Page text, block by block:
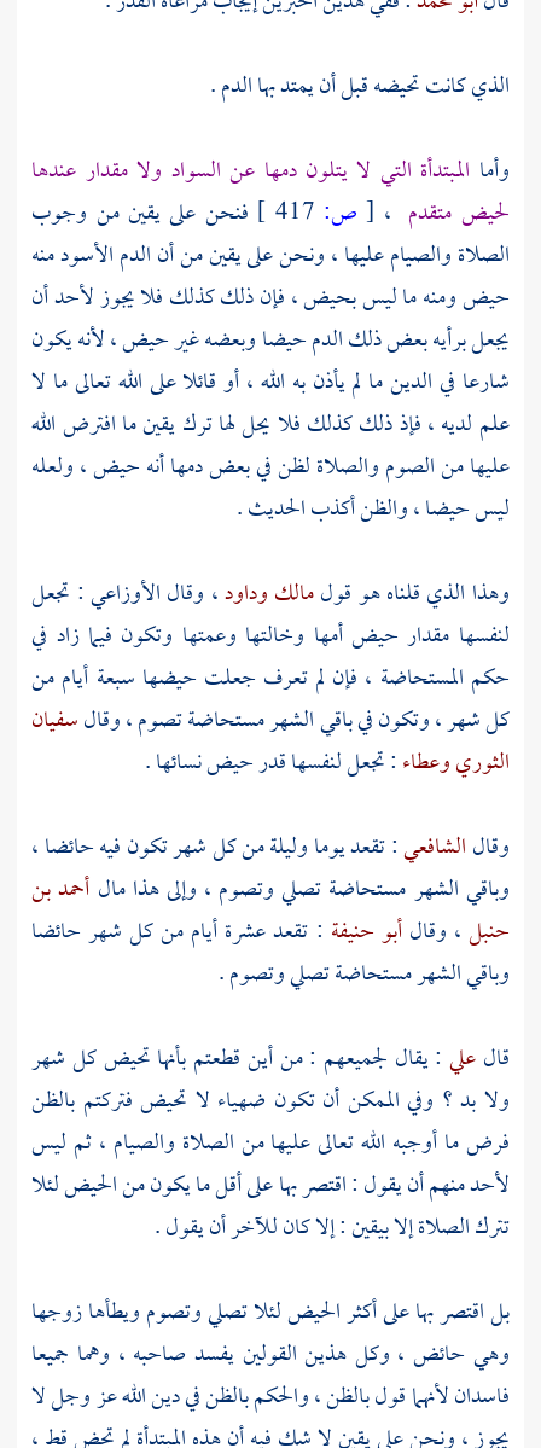
الذي كانت تحيضه قبل أن يمتد بها الدم .
وأما المبتدأة التي لا يتلون دمها عن السواد ولا مقدار عندها
لحيض متقدم ، [ ص:
فنحن على يقين من وجوب
الصلاة والصيام عليها ، ونحن على يقين من أن الدم الأسود منه
حيض ومنه ما ليس بحيض ، فإن ذلك كذلك فلا يجوز لأحد أن
يجعل برأيه بعض ذلك الدم حيضا وبعضه غير حيض ، لأنه يكون
شارعا في الدين ما لم يأذن به الله ، أو قائلا على الله تعالى ما لا
علم لديه ، فإذ ذلك كذلك فلا يحل لها ترك يقين ما افترض الله
عليها من الصوم والصلاة لظن في بعض دمها أنه حيض ، ولعله
ليس حيضا ، والظن أكذب الحديث .
وهذا الذي قلناه هو قولمالكوداود، وقالالأوزاعي: تجعل
لنفسها مقدار حيض أمها وخالتها وعمتها وتكون فيما زاد في
حكم المستحاضة ، فإن لم تعرف جعلت حيضها سبعة أيام من
كل شهر ، وتكون في باقي الشهر مستحاضة تصوم ، وقالسفيان
الثوريوعطاء: تجعل لنفسها قدر حيض نسائها .
وقالالشافعي: تقعد يوما وليلة من كل شهر تكون فيه حائضا ،
وباقي الشهر مستحاضة تصلي وتصوم ، وإلى هذا مال أحمد بن
حنبل، وقالأبو حنيفة : تقعد عشرة أيام من كل شهر حائضا
وباقي الشهر مستحاضة تصلي وتصوم .
قالعلي : يقال لجميعهم : من أين قطعتم بأنها تحيض كل شهر
ولا بد ؟ وفي الممكن أن تكون ضهياء لا تحيض فتركتم بالظن
فرض ما أوجبه الله تعالى عليها من الصلاة والصيام ، ثم ليس
لأحد منهم أن يقول : اقتصر بها على أقل ما يكون من الحيض لئلا
تترك الصلاة إلا بيقين : إلا كان للآخر أن يقول .
بل اقتصر بها على أكثر الحيض لئلا تصلي وتصوم ويطأها زوجها
وهي حائض ، وكل هذين القولين يفسد صاحبه ، وهما جميعا
فاسدان لأنهما قول بالظن ، والحكم بالظن في دين الله عز وجل لا